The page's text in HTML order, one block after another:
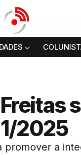
2025
promover a